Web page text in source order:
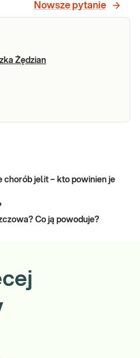
Nowsze pytanie
Żędzian
chorób jelit – kto powinien je
Co ją powoduje?